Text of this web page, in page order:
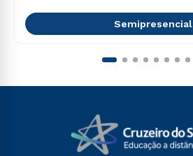
Semipresencial